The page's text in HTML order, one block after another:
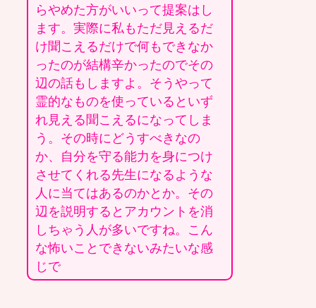
らやめた方がいいって提案はし
ます。実際に私もただ見えるだ
け聞こえるだけで何もできなか
ったのが結構辛かったのでその
辺の話もしますよ。そうやって
霊的なものを使っているといず
れ見える聞こえるになってしま
う。その時にどうすべきなの
か、自分を守る能力を身につけ
させてくれる先生になるような
人に当てはあるのかとか。その
辺を説明するとアカウントを消
しちゃう人が多いですね。こん
な怖いことできないみたいな感
じで